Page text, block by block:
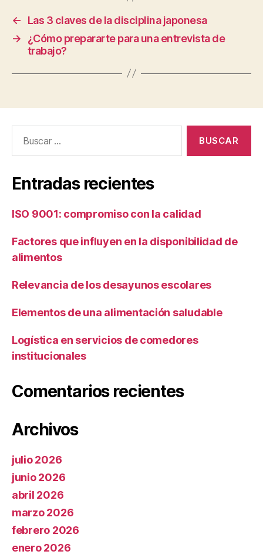
←
Las 3 claves de la disciplina japonesa
→
¿Cómo prepararte para una entrevista de
trabajo?
Entradas recientes
ISO 9001: compromiso con la calidad
Factores que influyen en la disponibilidad de
alimentos
Relevancia de los desayunos escolares
Elementos de una alimentación saludable
Logística en servicios de comedores
institucionales
Comentarios recientes
Archivos
julio 2026
junio 2026
abril 2026
marzo 2026
febrero 2026
enero 2026